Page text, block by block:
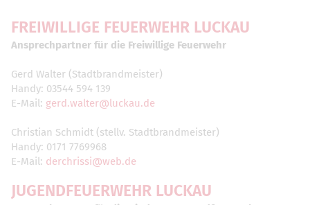
FREIWILLIGE FEUERWEHR LUCKAU
Ansprechpartner für die Freiwillige Feuerwehr
Gerd Walter (Stadtbrandmeister)
Handy: 03544 594 139
E-Mail: gerd.walter@luckau.de
Christian Schmidt (stellv. Stadtbrandmeister)
Handy: 0171 7769968
E-Mail: derchrissi@web.de
JUGENDFEUERWEHR LUCKAU
Cookie-Einstellungen